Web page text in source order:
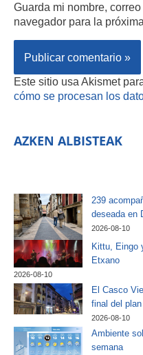
Guarda mi nombre,
navegador para la
Este sitio usa Akismet
cómo se procesan los
AZKEN ALBISTEAK
239
deseada en
2026-08-10
Kittu, Eingo
Etxano
2026-08-10
El Casco
final del
2026-08-10
Ambiente
semana